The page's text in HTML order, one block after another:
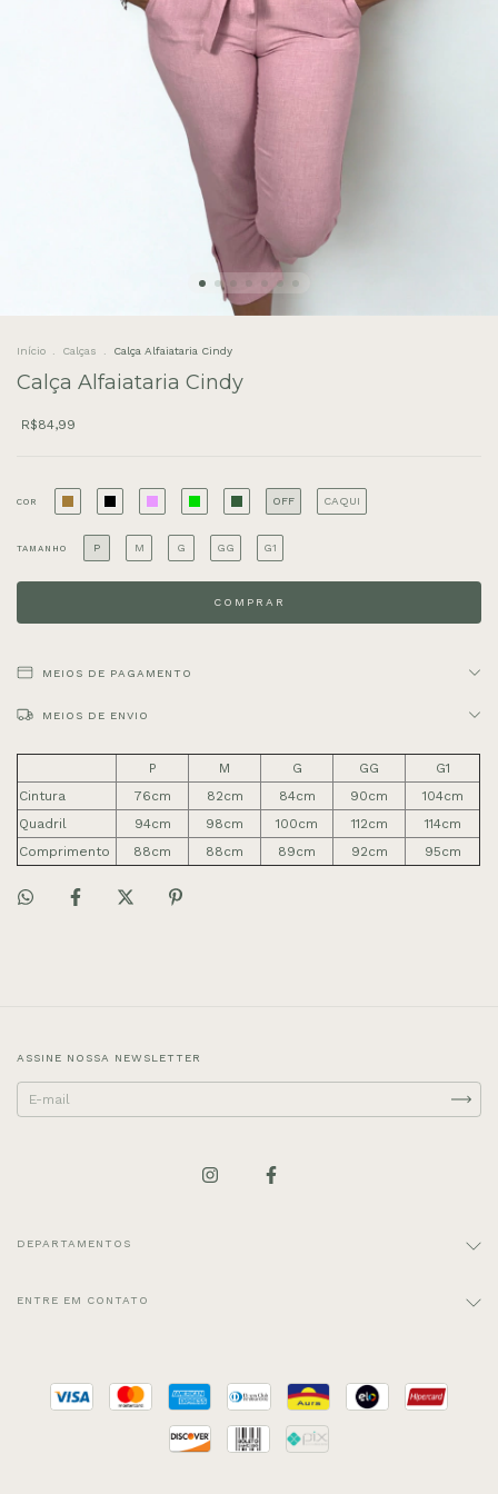
Início Calças Calça Alfaiataria Cindy
Calça Alfaiataria Cindy
R$84,99
COR OFF CAQUI
TAMANHO P M G GG G1
MEIOS DE PAGAMENTO
MEIOS DE ENVIO
P M G GG
G1
Cintura
76cm 82cm 84cm 90cm
104cm
Quadril
94cm 98cm 100cm 112cm
114cm
Comprimento
88cm 88cm 89cm 92cm 95cm
ASSINE NOSSA NEWSLETTER
DEPARTAMENTOS
ENTRE EM CONTATO